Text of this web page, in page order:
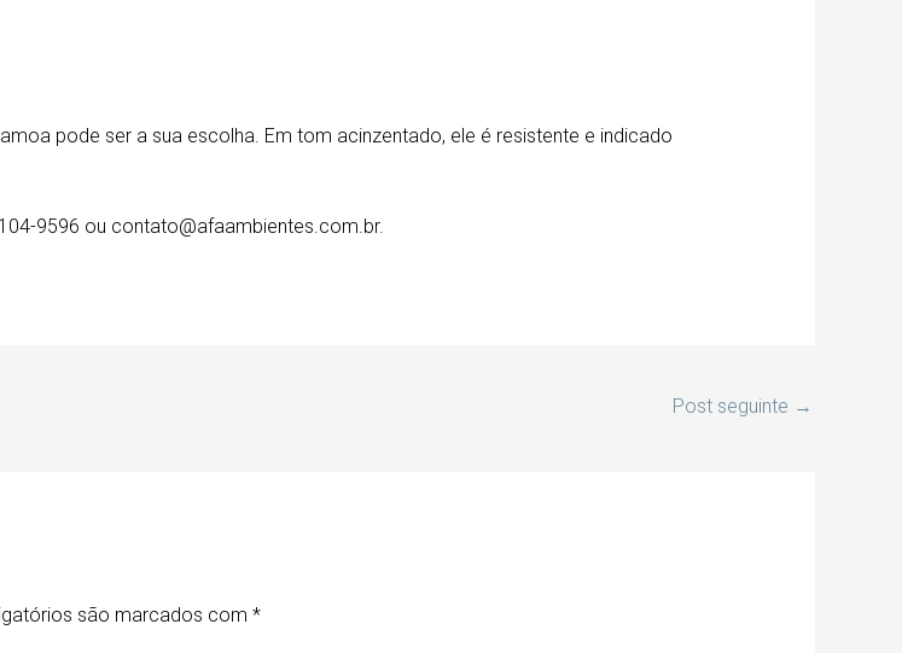
pode ser a sua escolha. Em tom acinzentado, ele é resistente e indicado
9596 ou contato@afaambientes.com.br.
Post seguinte →
são marcados com *